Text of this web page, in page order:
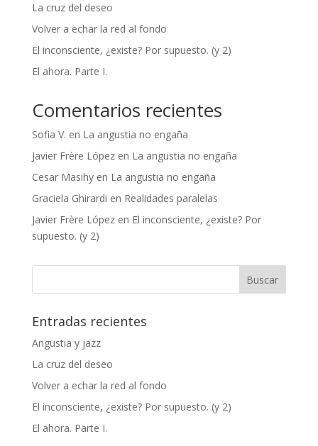
La cruz del deseo
Volver a echar la red al fondo
El inconsciente, ¿existe? Por supuesto. (y 2)
El ahora. Parte I.
Comentarios recientes
Sofia V. en La angustia no engaña
Javier Frère Lópezen La angustia no engaña
Cesar Masihyen La angustia no engaña
Graciela Ghirardi en Realidades paralelas
Javier Frère Lópezen El inconsciente, ¿existe? Por
supuesto. (y 2)
Entradas recientes
Angustia y jazz
La cruz del deseo
Volver a echar la red al fondo
El inconsciente, ¿existe? Por supuesto. (y 2)
El ahora. Parte I.